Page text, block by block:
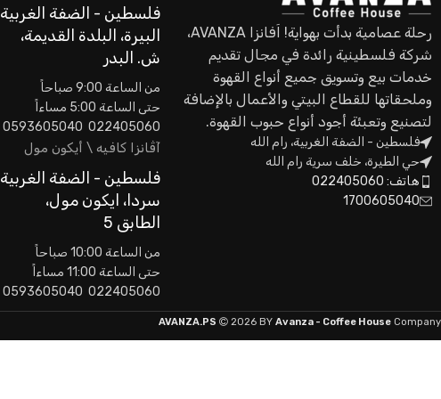
رحلة عصامية بدأت بهواية! اَفانزا AVANZA،
شركة فلسطينية رائدة في مجال تقديم
خدمات بيع وتسويق جميع أنواع القهوة
وملحقاتها للقطاع البيتي والأعمال بالإضافة
لتصنيع وتعبئة أجود أنواع حبوب القهوة.
فلسطين - الضفة الغربية، رام الله
حي الطيرة، خلف سرية رام الله
هاتف: 022405060
1700605040
فلسطين - الضفة الغربية
البيرة، البلدة القديمة،
ش. البدر
من الساعة 9:00 صباحاً
حتى الساعة 5:00 مساءاً
022405060 0593605040
آڤانزا كافيه \ أيكون مول
فلسطين - الضفة الغربية
سردا، ايكون مول،
الطابق 5
من الساعة 10:00 صباحاً
حتى الساعة 11:00 مساءاً
022405060 0593605040
AVANZA.PS 2026 BY Avanza - Coffee House Company